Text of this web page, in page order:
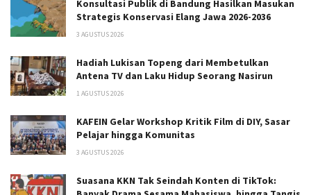
Konsultasi Publik di Bandung Hasilkan Masukan
Strategis Konservasi Elang Jawa 2026-2036
3 AGUSTUS 2026
Hadiah Lukisan Topeng dari Membetulkan
Antena TV dan Laku Hidup Seorang Nasirun
1 AGUSTUS 2026
KAFEIN Gelar Workshop Kritik Film di DIY, Sasar
Pelajar hingga Komunitas
3 AGUSTUS 2026
Suasana KKN Tak Seindah Konten di TikTok: